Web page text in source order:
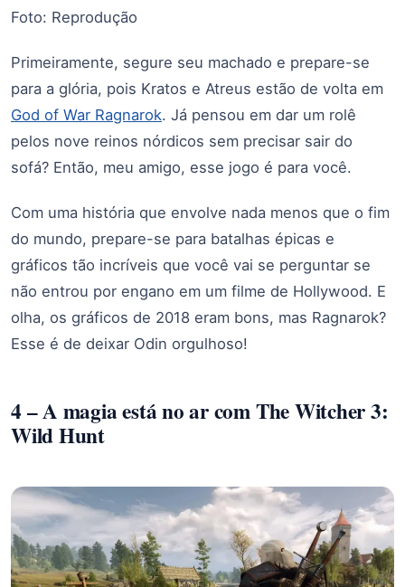
Foto: Reprodução
Primeiramente, segure seu machado e prepare-se
para a glória, pois Kratos e Atreus estão de volta em
God of War Ragnarok. Já pensou em dar um rolê
pelos nove reinos nórdicos sem precisar sair do
sofá? Então, meu amigo, esse jogo é para você.
Com uma história que envolve nada menos que o fim
do mundo, prepare-se para batalhas épicas e
gráficos tão incríveis que você vai se perguntar se
não entrou por engano em um filme de Hollywood. E
olha, os gráficos de 2018 eram bons, mas Ragnarok?
Esse é de deixar Odin orgulhoso!
4 – A magia está no ar com The Witcher 3:
Wild Hunt